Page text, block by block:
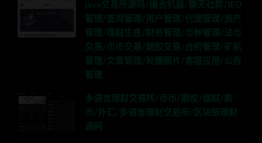
java交易所源码/撮合机器/聊天社群/IEO
管理/签到管理/用户管理/代理管理/资产
管理/理财生息/财务管理/币种管理/法币
交易/币币交易/期权交易/合约管理/矿机
管理/文章管理/轮播图片/客服应用/公告
管理
多语言理财交易所/币币/期权/理财/新
币/外汇/多语言理财交易所/区块链理财
源码